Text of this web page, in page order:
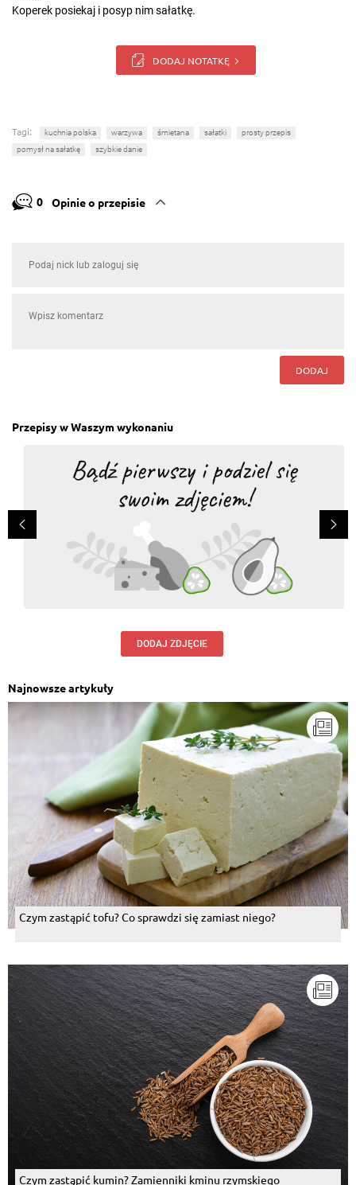
Koperek posiekaj i posyp nim sałatkę.
DODAJ NOTATKĘ
Tagi: kuchnia polska warzywa śmietana sałatki
prosty przepis
pomysł na sałatkę
szybkie danie
0 Opinie o przepisie
DODAJ
Przepisy w Waszym wykonaniu
DODAJ ZDJĘCIE
Najnowsze artykuły
Czym zastąpić tofu? Co sprawdzi się zamiast niego?
Czym zastąpić kumin? Zamienniki kminu rzymskiego